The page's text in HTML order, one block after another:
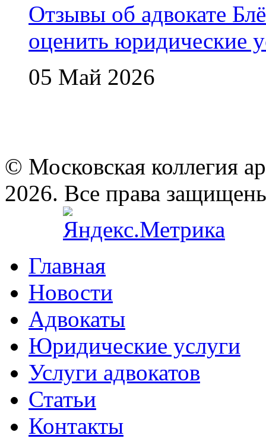
Отзывы об адвокате
оценить юридические
05 Май 2026
© Московская коллегия
2026. Все права
Главная
Новости
Адвокаты
Юридические услуги
Услуги адвокатов
Статьи
Контакты